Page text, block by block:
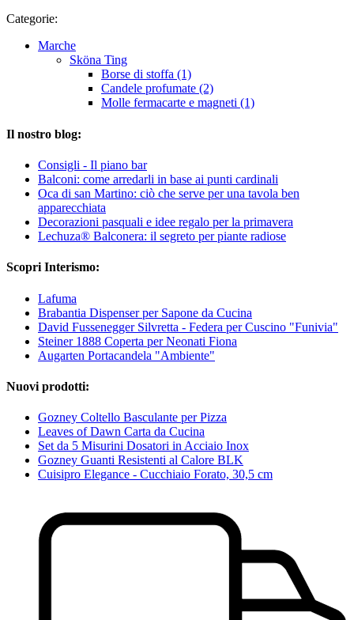
Categorie:
Marche
Sköna Ting
Borse di stoffa (1)
Candele profumate (2)
Molle fermacarte e magneti (1)
Il nostro blog:
Consigli - Il piano bar
Balconi: come arredarli in base ai punti cardinali
Oca di san Martino: ciò che serve per una tavola ben
apparecchiata
Decorazioni pasquali e idee regalo per la primavera
Lechuza® Balconera: il segreto per piante radiose
Scopri Interismo:
Lafuma
Brabantia Dispenser per Sapone da Cucina
David Fussenegger Silvretta - Federa per Cuscino "Funivia"
Steiner 1888 Coperta per Neonati Fiona
Augarten Portacandela "Ambiente"
Nuovi prodotti:
Gozney Coltello Basculante per Pizza
Leaves of Dawn Carta da Cucina
Set da 5 Misurini Dosatori in Acciaio Inox
Gozney Guanti Resistenti al Calore BLK
Cuisipro Elegance - Cucchiaio Forato, 30,5 cm